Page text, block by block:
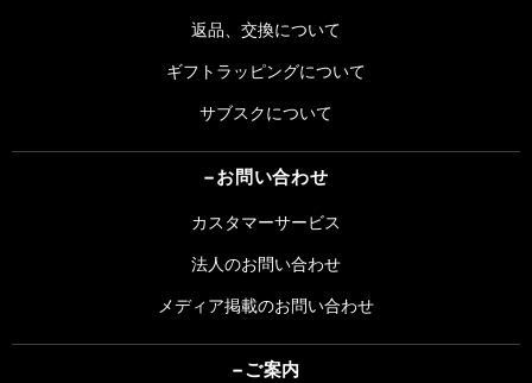
返品、交換について
ギフトラッピングについて
サブスクについて
お問い合わせ
カスタマーサービス
法人のお問い合わせ
メディア掲載のお問い合わせ
ご案内